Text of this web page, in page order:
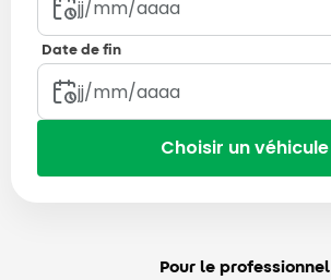
Date de fin
Choisir un véhicule
Pour le professionnel